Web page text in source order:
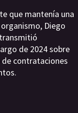
que mantenía una
Diego
de 2024 sobre
de contrataciones